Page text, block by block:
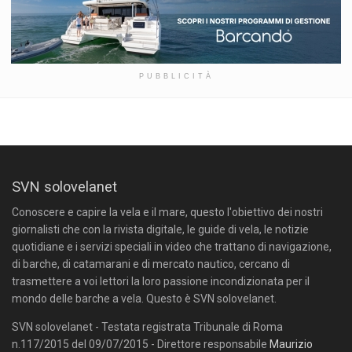
PUBBLICITÀ
SVN solovelanet
Conoscere e capire la vela e il mare, questo l'obiettivo dei nostri
giornalisti che con la rivista digitale, le guide di vela, le notizie
quotidiane e i servizi speciali in video che trattano di navigazione,
di barche, di catamarani e di mercato nautico, cercano di
trasmettere a voi lettori la loro passione incondizionata per il
mondo delle barche a vela. Questo è SVN solovelanet.
SVN solovelanet - Testata registrata Tribunale di Roma
n.117/2015 del 09/07/2015 - Direttore responsabile Maurizio